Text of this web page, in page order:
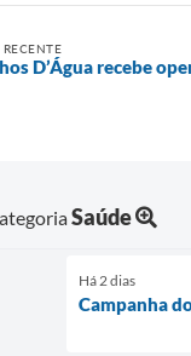
D’Água recebe
Saúde
Há 2 dias
Campanha